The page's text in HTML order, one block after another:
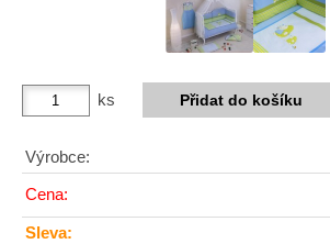
ks
Výrobce:
Cena:
Sleva: